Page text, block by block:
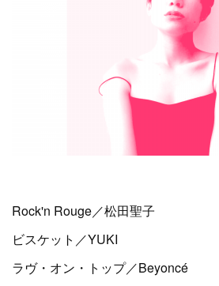
Rock'n Rouge／松田聖子
ビスケット／YUKI
ラヴ・オン・トップ／Beyoncé